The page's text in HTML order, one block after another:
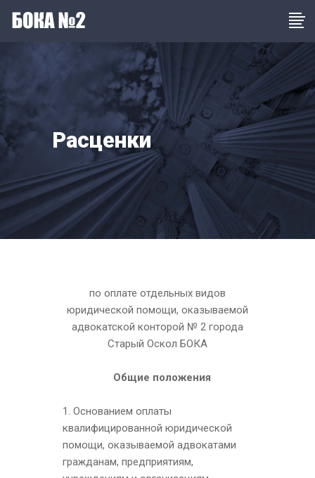
Расценки
по оплате отдельных видов
юридической помощи, оказываемой
адвокатской конторой № 2 города
Старый Оскол БОКА
Общие положения
1. Основанием оплаты
квалифицированной юридической
помощи, оказываемой адвокатами
гражданам, предприятиям,